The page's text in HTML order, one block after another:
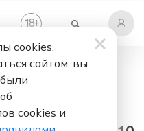
18+
Слушать бесплатно
cookies.
сайтом, вы
cookies и